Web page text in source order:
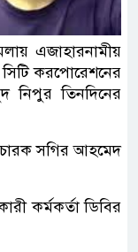
এজাহারনামীয়
করপোরেশনের
নিপুর তিনদিনের
সগির আহমেদ
কর্মকর্তা ডিবির